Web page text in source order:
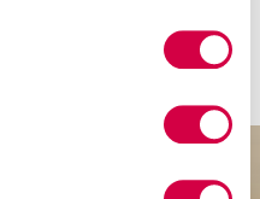
hele podcast-drieluik